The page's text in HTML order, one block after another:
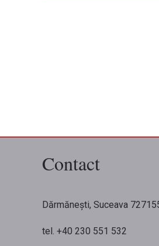
Contact
Dărmănești, Suceava
tel. +40 230 551 532